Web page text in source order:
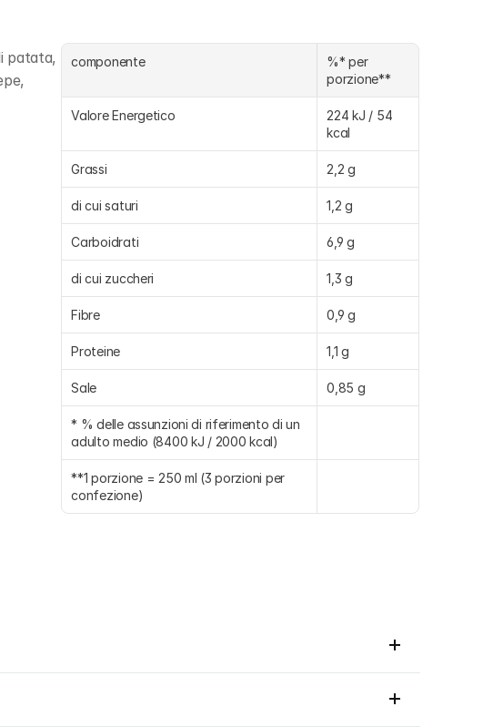
patata,
componente
%* per
porzione**
Valore Energetico
224 kJ / 54
kcal
Grassi 2,2 g
di cui saturi 1,2 g
Carboidrati 6,9 g
di cui zuccheri 1,3 g
Fibre 0,9 g
Proteine 1,1 g
Sale 0,85 g
* % delle assunzioni di riferimento di un
adulto medio (8400 kJ / 2000 kcal)
**1 porzione = 250 ml (3 porzioni per
confezione)